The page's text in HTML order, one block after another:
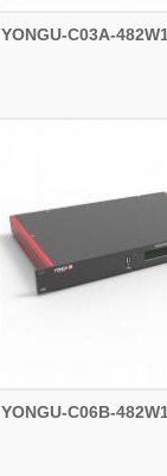
YONGU-C03A-
YONGU-C06B-